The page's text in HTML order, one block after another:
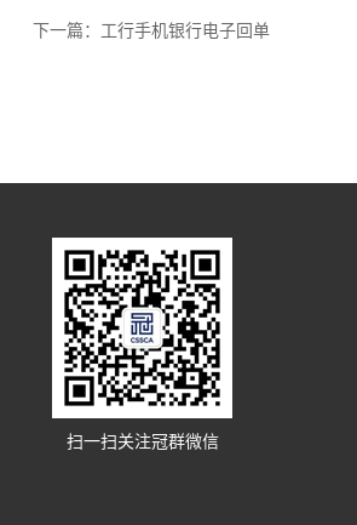
下一篇： 工行手机银行电子回单
扫一扫关注冠群微信